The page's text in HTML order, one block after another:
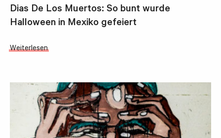
Dias De Los Muertos: So bunt wurde
Halloween in Mexiko gefeiert
Weiterlesen